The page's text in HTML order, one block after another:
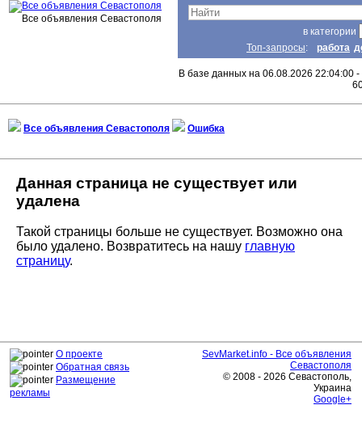
Все объявления Севастополя
в категории
Топ-запросы: работа
В базе данных на 06.08.2026 22:04:00
Все объявления Севастополя Ошибка
Данная страница не существует или
удалена
Такой страницы больше не существует. Возможно она
было удалено. Возвратитесь на нашу главную
страницу.
О проекте
Обратная связь
Размещение
рекламы
SevMarket.info - Все объявления
Севастополя
© 2008 - 2026 Севастополь,
Украина
Google+